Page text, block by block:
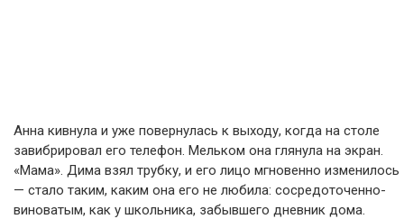
Анна кивнула и уже повернулась к выходу, когда на столе
завибрировал его телефон. Мельком она глянула на экран.
«Мама». Дима взял трубку, и его лицо мгновенно изменилось
— стало таким, каким она его не любила: сосредоточенно-
виноватым, как у школьника, забывшего дневник дома.